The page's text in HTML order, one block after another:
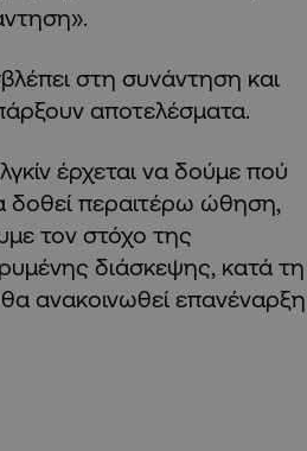
στη συνάντηση και
αποτελέσματα.
έρχεται να δούμε πού
δοθεί περαιτέρω ώθηση,
τον στόχο της
διάσκεψης, κατά τη
ανακοινωθεί επανέναρξη